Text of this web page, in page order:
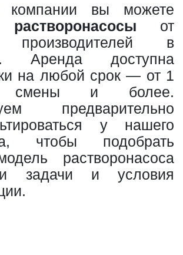
вы можете
растворонасосы от
производителей в
. Аренда доступна
на любой срок — от 1
смены и более.
предварительно
у нашего
чтобы подобрать
растворонасоса
задачи и условия